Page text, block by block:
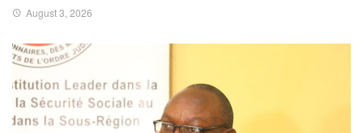
August 3, 2026